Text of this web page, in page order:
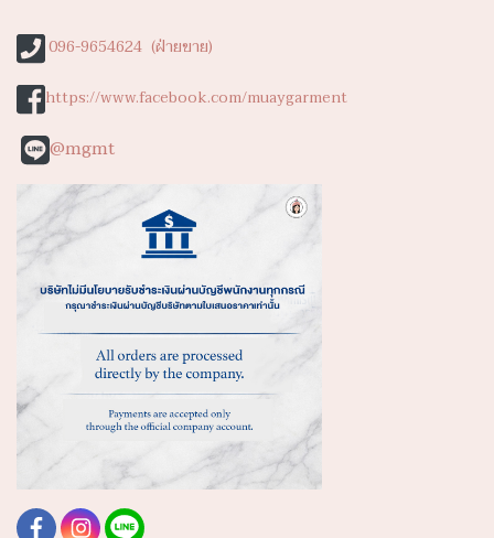
096-9654624 (ฝ่ายขาย)
https://www.facebook.com/muaygarment
@mgmt